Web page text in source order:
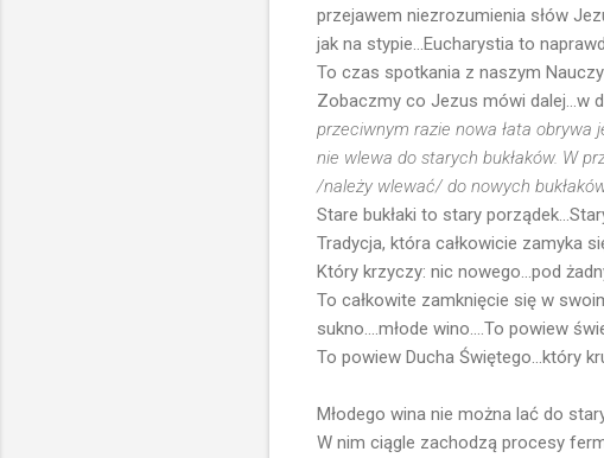
przejawem niezrozumienia słów
jak na stypie...Eucharystia to
To czas spotkania z naszym
Zobaczmy co Jezus mówi dalej...w
przeciwnym razie nowa łata obrywa
nie wlewa do starych bukłaków. W
/należy wlewać/ do nowych
Stare bukłaki to stary
Tradycja, która całkowicie zamyka
Który krzyczy: nic nowego...pod
To całkowite zamknięcie się w
sukno....młode wino....To powiew
To powiew Ducha Świętego...który
Młodego wina nie można lać do
W nim ciągle zachodzą procesy